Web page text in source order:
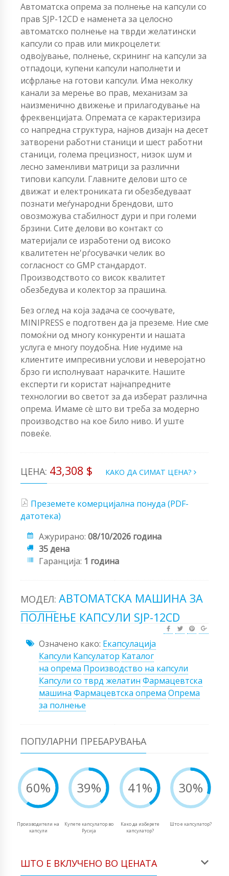
Автоматска опрема за полнење на капсули со
прав SJP-12CD е наменета за целосно
автоматско полнење на тврди желатински
капсули со прав или микроцелети:
одвојување, полнење, скрининг на капсули за
отпадоци, купени капсули наполнети и
исфрлање на готови капсули. Има неколку
канали за мерење во прав, механизам за
наизменично движење и прилагодување на
фреквенцијата. Опремата се карактеризира
со напредна структура, најнов дизајн на десет
затворени работни станици и шест работни
станици, голема прецизност, низок шум и
лесно заменливи матрици за различни
типови капсули. Главните делови што се
движат и електрониката ги обезбедуваат
познати меѓународни брендови, што
овозможува стабилност дури и при големи
брзини. Сите делови во контакт со
материјали се изработени од високо
квалитетен не'рѓосувачки челик во
согласност со GMP стандардот.
Производството со висок квалитет
обезбедува и колектор за прашина.
Без оглед на која задача се соочувате,
MINIPRESS е подготвен да ја преземе. Ние сме
помоќни од многу конкуренти и нашата
услуга е многу поудобна. Ние нудиме на
клиентите импресивни услови и неверојатно
брзо ги исполнуваат нарачките. Нашите
експерти ги користат најнапредните
технологии во светот за да изберат различна
опрема. Имаме сè што ви треба за модерно
производство на кое било ниво. И уште
повеќе.
ЦЕНА: 43,308 $ КАКО ДА СИМАТ ЦЕНА?
Преземете комерцијална понуда (PDF-
датотека)
Ажурирано: 08/10/2026 година
35 дена
Гаранција: 1 година
МОДЕЛ: АВТОМАТСКА МАШИНА ЗА
ПОЛНЕЊЕ КАПСУЛИ SJP-12CD
Означено како: Екапсулација
Капсули Капсулатор Каталог
на опрема Производство на капсули
Капсули со тврд желатин Фармацевтска
машина Фармацевтска опрема Опрема
за полнење
ПОПУЛАРНИ ПРЕБАРУВАЊА
60%
Производители на
капсули
39%
Купете капсулатор во
Русија
41%
Како да изберете
капсулатор?
30%
Што е капсулатор?
ШТО Е ВКЛУЧЕНО ВО ЦЕНАТА